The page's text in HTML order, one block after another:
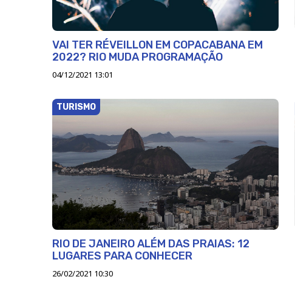
VAI TER RÉVEILLON EM COPACABANA EM
2022? RIO MUDA PROGRAMAÇÃO
04/12/2021 13:01
TURISMO
RIO DE JANEIRO ALÉM DAS PRAIAS: 12
LUGARES PARA CONHECER
26/02/2021 10:30